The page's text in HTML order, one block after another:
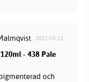
2022-03-12
- 438 Pale
och